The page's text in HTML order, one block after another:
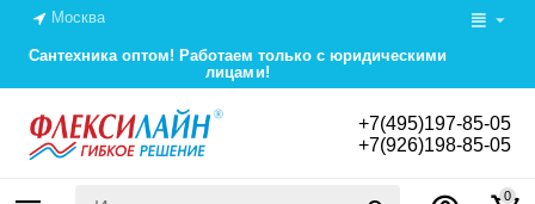
Москва
Сантехника оптом! Работаем только с юридическими
лицами!
+7(495)197-85-05
+7(926)198-85-05
0